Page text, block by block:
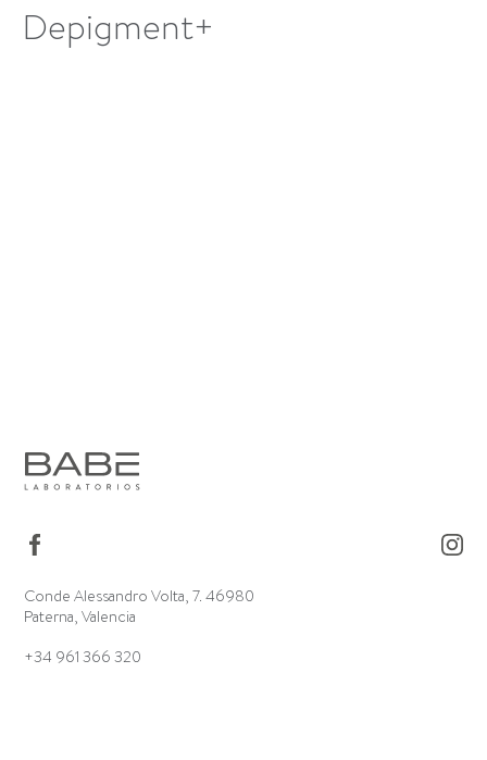
Depigment+
Conde Alessandro Volta, 7. 46980
Paterna, Valencia
+34 961 366 320